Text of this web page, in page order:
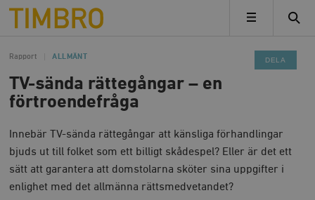
Timbro
MENY
Rapport ALLMÄNT
TV-sända rättegångar – en
förtroendefråga
Innebär TV-sända rättegångar att känsliga förhandlingar
bjuds ut till folket som ett billigt skådespel? Eller är det ett
sätt att garantera att domstolarna sköter sina uppgifter i
enlighet med det allmänna rättsmedvetandet?
DELA